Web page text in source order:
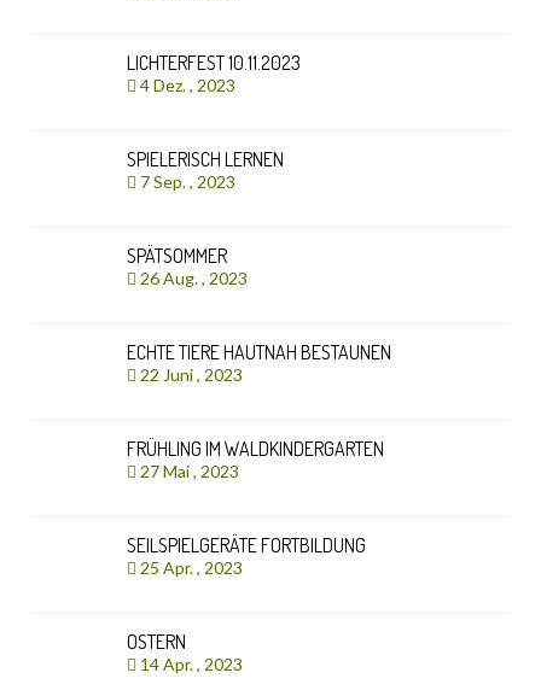
LICHTERFEST 10.11.2023
4 Dez. , 2023
SPIELERISCH LERNEN
7 Sep. , 2023
SPÄTSOMMER
26 Aug. , 2023
ECHTE TIERE HAUTNAH BESTAUNEN
22 Juni , 2023
FRÜHLING IM WALDKINDERGARTEN
27 Mai , 2023
SEILSPIELGERÄTE FORTBILDUNG
25 Apr. , 2023
OSTERN
14 Apr. , 2023